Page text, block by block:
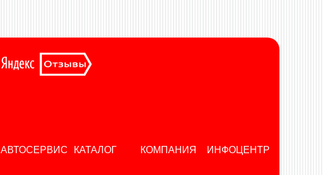
АВТОСЕРВИС КАТАЛОГ КОМПАНИЯ ИНФОЦЕНТР